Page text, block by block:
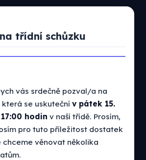
třídní schůzku
vás srdečně pozval/a na
se uskuteční v pátek 15.
hodin v naší třídě. Prosím,
pro tuto příležitost dostatek
chceme věnovat několika